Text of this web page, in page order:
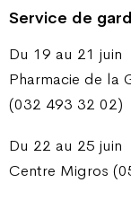
Service de
Du 19 au 21 juin
Pharmacie de la
(032 493 32 02)
Du 22 au 25 juin
Centre Migros